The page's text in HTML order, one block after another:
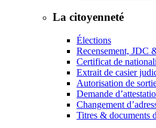
La citoyenneté
Élections
Recensement, JDC
Certificat de
Extrait de casier
Autorisation de
Demande
Changement
Titres & documents